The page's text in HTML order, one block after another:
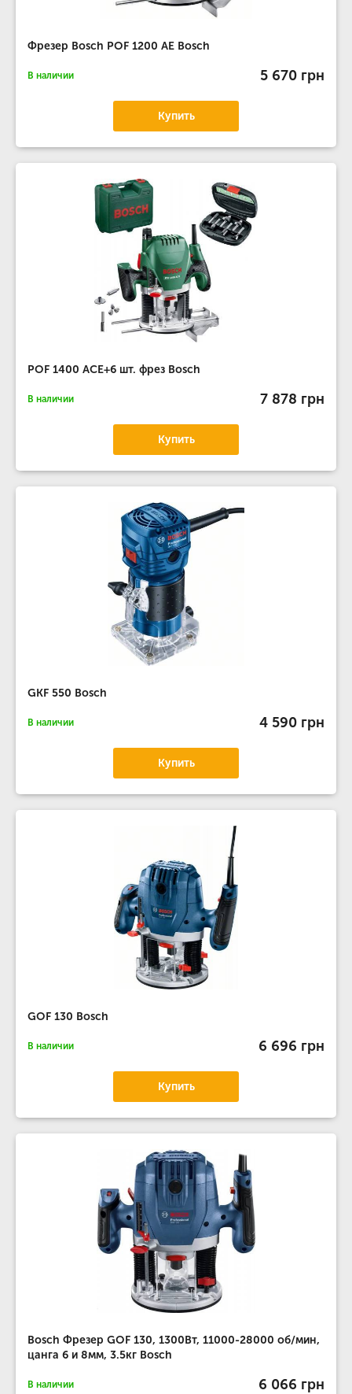
Фрезер Bosch POF 1200 AE Bosch
В наличии 5 670 грн
Купить
POF 1400 ACE+6 шт. фрез Bosch
В наличии 7 878 грн
Купить
GKF 550 Bosch
В наличии 4 590 грн
Купить
GOF 130 Bosch
В наличии 6 696 грн
Купить
Bosch Фрезер GOF 130, 1300Вт, 11000-28000 об/мин,
цанга 6 и 8мм, 3.5кг Bosch
В наличии 6 066 грн